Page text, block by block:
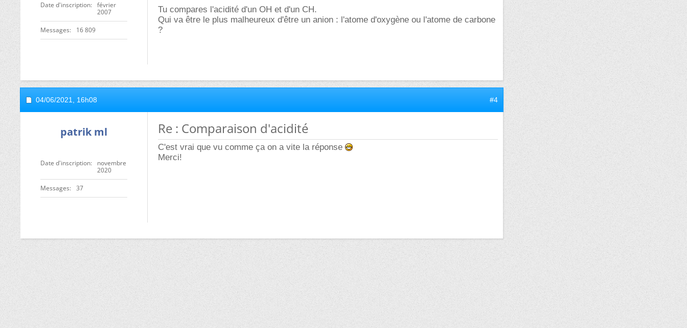
Date d'inscription
février
2007
Messages 16 809
Tu compares l'acidité d'un OH et d'un CH.
Qui va être le plus malheureux d'être un anion : l'atome d'oxygène ou l'atome de carbone
?
04/06/2021, 16h08 #4
patrik ml
Date d'inscription
novembre
2020
Messages 37
Re : Comparaison d'acidité
C'est vrai que vu comme ça on a vite la réponse
Merci!